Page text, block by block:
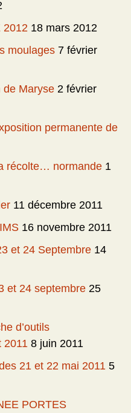
2012 18 mars 2012
moulages 7 février
de Maryse 2 février
permanente de
récolte… normande 1
11 décembre 2011
16 novembre 2011
et 24 Septembre 14
et 24 septembre 25
d’outils
2011 8 juin 2011
21 et 22 mai 2011 5
PORTES